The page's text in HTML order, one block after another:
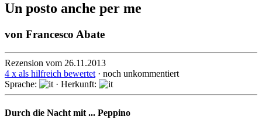
Un posto anche per me
von Francesco Abate
Rezension vom 26.11.2013
4 x als hilfreich bewertet · noch unkommentiert
Sprache:
· Herkunft:
Durch die Nacht mit ... Peppino